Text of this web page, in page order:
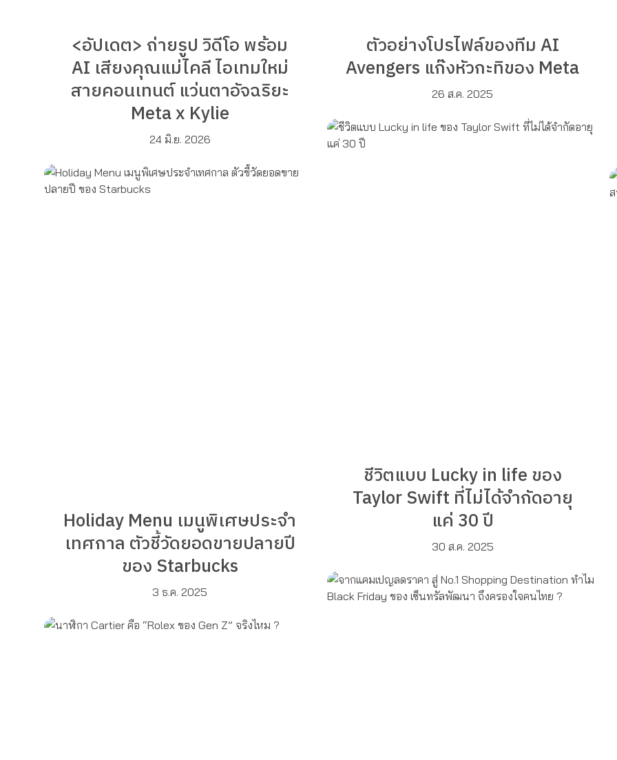
<อัปเดต> ถ่ายรูป วิดีโอ พร้อม
AI เสียงคุณแม่ไคลี ไอเทมใหม่
สายคอนเทนต์ แว่นตาอัจฉริยะ
Meta x Kylie
24 มิ.ย. 2026
ตัวอย่างโปรไฟล์ของทีม AI
Avengers แก๊งหัวกะทิของ Meta
26 ส.ค. 2025
ชีวิตแบบ Lucky in life ของ
Taylor Swift ที่ไม่ได้จำกัดอายุ
แค่ 30 ปี
30 ส.ค. 2025
Holiday Menu เมนูพิเศษประจำ
เทศกาล ตัวชี้วัดยอดขายปลายปี
ของ Starbucks
3 ธ.ค. 2025